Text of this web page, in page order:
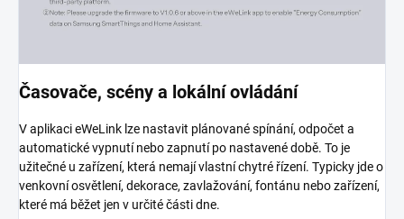
Časovače, scény a lokální ovládání
V aplikaci eWeLink lze nastavit plánované spínání, odpočet a
automatické vypnutí nebo zapnutí po nastavené době. To je
užitečné u zařízení, která nemají vlastní chytré řízení. Typicky jde o
venkovní osvětlení, dekorace, zavlažování, fontánu nebo zařízení,
které má běžet jen v určité části dne.